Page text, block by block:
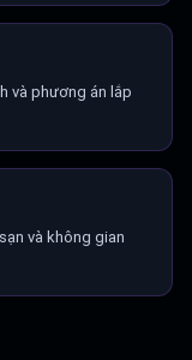
và phương án lắp
và không gian